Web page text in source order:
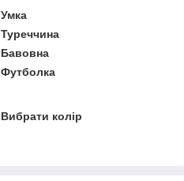
Умка
Туреччина
Бавовна
Футболка
Вибрати колір